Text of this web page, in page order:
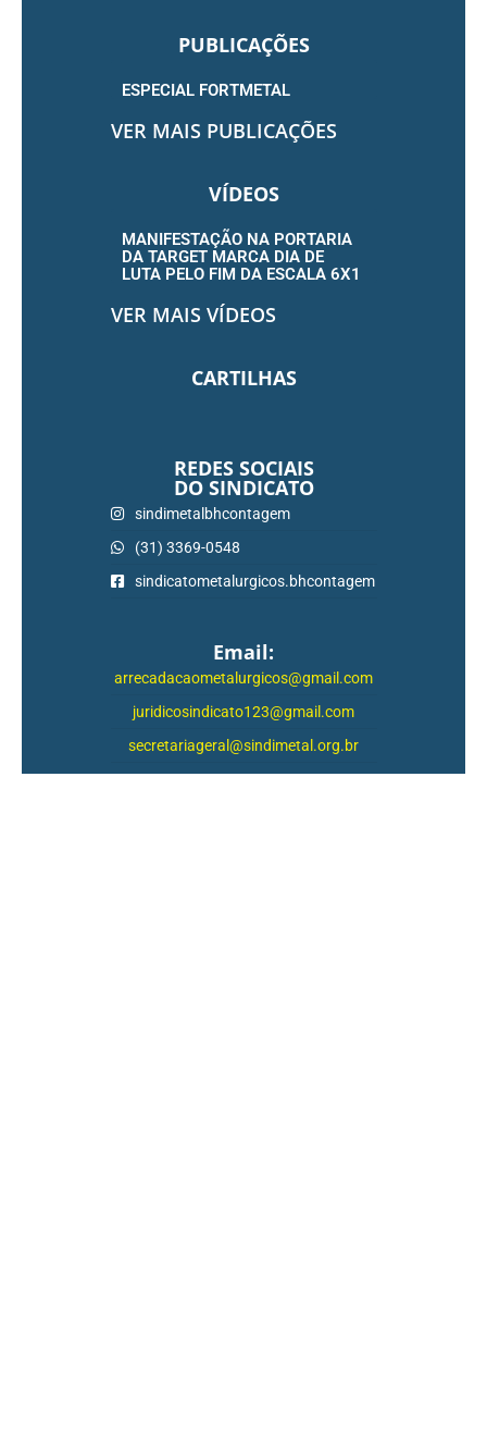
PUBLICAÇÕES
ESPECIAL FORTMETAL
VER MAIS PUBLICAÇÕES
VÍDEOS
MANIFESTAÇÃO NA PORTARIA
DA TARGET MARCA DIA DE
LUTA PELO FIM DA ESCALA 6X1
VER MAIS VÍDEOS
CARTILHAS
REDES SOCIAIS
DO SINDICATO
sindimetalbhcontagem
(31) 3369-0548
sindicatometalurgicos.bhcontagem
Email:
arrecadacaometalurgicos@gmail.com
juridicosindicato123@gmail.com
secretariageral@sindimetal.org.br